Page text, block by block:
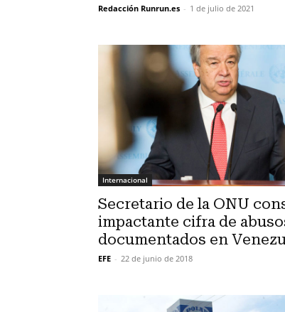
Redacción Runrun.es - 1 de julio de 2021
Internacional
Secretario de la ONU
impactante cifra de
documentados en
EFE - 22 de junio de 2018